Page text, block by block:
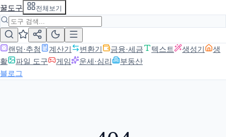
꿀도구 전체보기
랜덤·추첨 계산기 변환기 금융·세금 텍스트 생성기
생
활
파일 도구 게임 운세·심리
부동산
블로그